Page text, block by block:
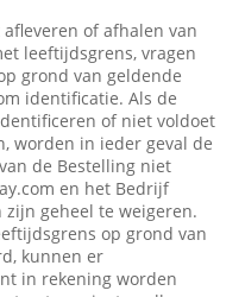
of afhalen van
leeftijdsgrens, vragen
grond van geldende
identificatie. Als de
of niet voldoet
worden in ieder geval de
de Bestelling niet
en het Bedrijf
geheel te weigeren.
op grond van
kunnen er
in rekening worden